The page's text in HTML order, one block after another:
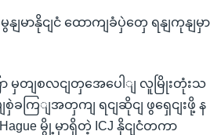
နျမာနိုငျငံ ထောကျခံပှဲတှေ ရနျကုနျမှာ
ြာ မှတျစလငျတှအေပေါျ လူမြိုးတုံးသ
ကြျအတှကျ ရငျဆိုငျ ဖွရှေငျးဖို့ န
Hague မွို့မှာရှိတဲ့ ICJ နိုငျငံတကာ